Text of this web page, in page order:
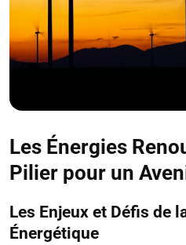
Les Énergies
Pilier pour un
Les Enjeux et Défis de
Énergétique